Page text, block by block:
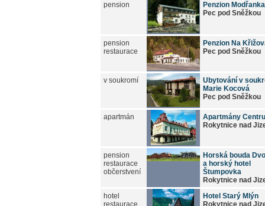
pension
Penzion Modřanka
Pec pod Sněžkou
pension
restaurace
Penzion Na
Pec pod Sněžkou
v soukromí
Ubytování v
Marie Kocová
Pec pod Sněžkou
apartmán
Apartmány
Rokytnice nad
pension
restaurace
občerstvení
Horská bouda
a horský hotel
Štumpovka
Rokytnice nad
hotel
Hotel Starý Mlýn